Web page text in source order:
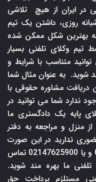
در ایران از هیچ تلاشی
روزی، داشتن یک تیم
بهترین شکل ممکن شده
وکلای تلفنی بسیار
متناسب با شرایط و
شوید. به عنوان مثال شما
دریافت مشاوره حقوقی با
ندارد شما می توانید در
پایه یک دادگستری ما
منزل و مراجعه به دفتر
ندارید در این صورت
نیز می توانید با شماره 09212242670 و یا 02147625900 تماس
ما بهره مند شوید.
مستلزم پرداخت حق